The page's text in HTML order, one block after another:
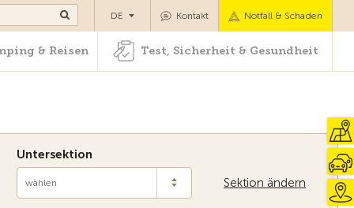
& Reisen Test, Sicherheit & Gesundheit
Kontakt Notfall & Schaden
DE
& Reisen Test, Sicherheit & Gesundheit
Sektion ändern
Untersektion
wählen